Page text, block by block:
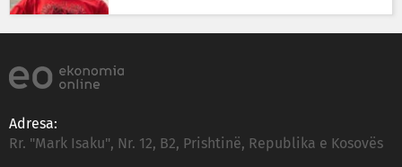
Adresa:
Rr. "Mark Isaku", Nr. 12, B2, Prishtinë, Republika e Kosovës